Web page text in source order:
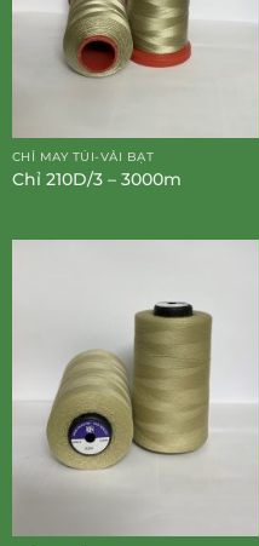
CHỈ MAY TÚI-VẢI BẠT
Chỉ 210D/3 – 3000m